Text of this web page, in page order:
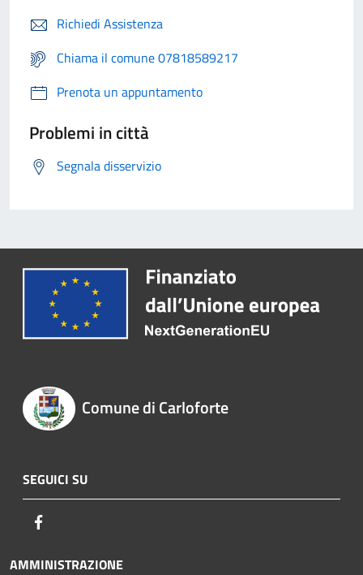
Richiedi Assistenza
Chiama il comune 07818589217
Prenota un appuntamento
Problemi in città
Segnala disservizio
Comune di Carloforte
SEGUICI SU
AMMINISTRAZIONE